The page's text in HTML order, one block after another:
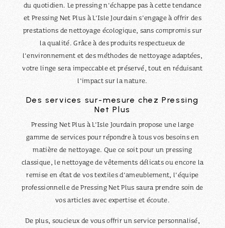
du quotidien. Le pressing n'échappe pas à cette tendance
et Pressing Net Plus à L'Isle Jourdain s'engage à offrir des
prestations de nettoyage écologique, sans compromis sur
la qualité. Grâce à des produits respectueux de
l'environnement et des méthodes de nettoyage adaptées,
votre linge sera impeccable et préservé, tout en réduisant
l'impact sur la nature.
Des services sur-mesure chez Pressing
Net Plus
Pressing Net Plus à L'Isle Jourdain propose une large
gamme de services pour répondre à tous vos besoins en
matière de nettoyage. Que ce soit pour un pressing
classique, le nettoyage de vêtements délicats ou encore la
remise en état de vos textiles d'ameublement, l'équipe
professionnelle de Pressing Net Plus saura prendre soin de
vos articles avec expertise et écoute.
De plus, soucieux de vous offrir un service personnalisé,